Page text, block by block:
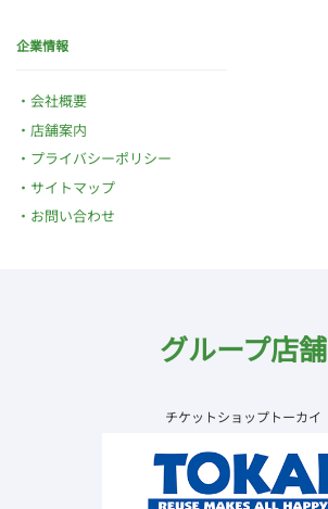
企業情報
会社概要
店舗案内
プライバシーポリシー
サイトマップ
お問い合わせ
グループ店舗
チケットショップトーカイ